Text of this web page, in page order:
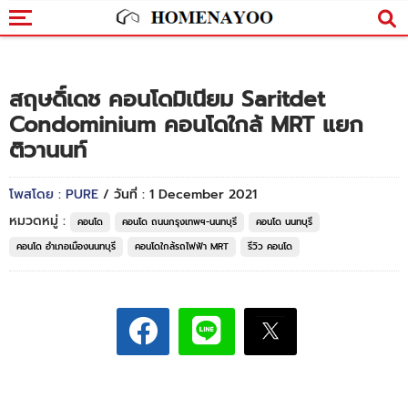
สฤษดิ์เดช คอนโดมิเนียม Saritdet
Condominium คอนโดใกล้ MRT แยก
ติวานนท์
โพสโดย : PURE / วันที่ : 1 December 2021
หมวดหมู่ :
คอนโด คอนโด ถนนกรุงเทพฯ-นนทบุรี
คอนโด นนทบุรี
คอนโด อำเภอเมืองนนทบุรี
คอนโดใกล้รถไฟฟ้า MRT รีวิว คอนโด